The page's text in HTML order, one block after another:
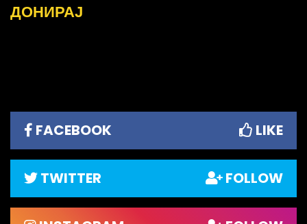
ДОНИРАЈ
FACEBOOK LIKE
TWITTER FOLLOW